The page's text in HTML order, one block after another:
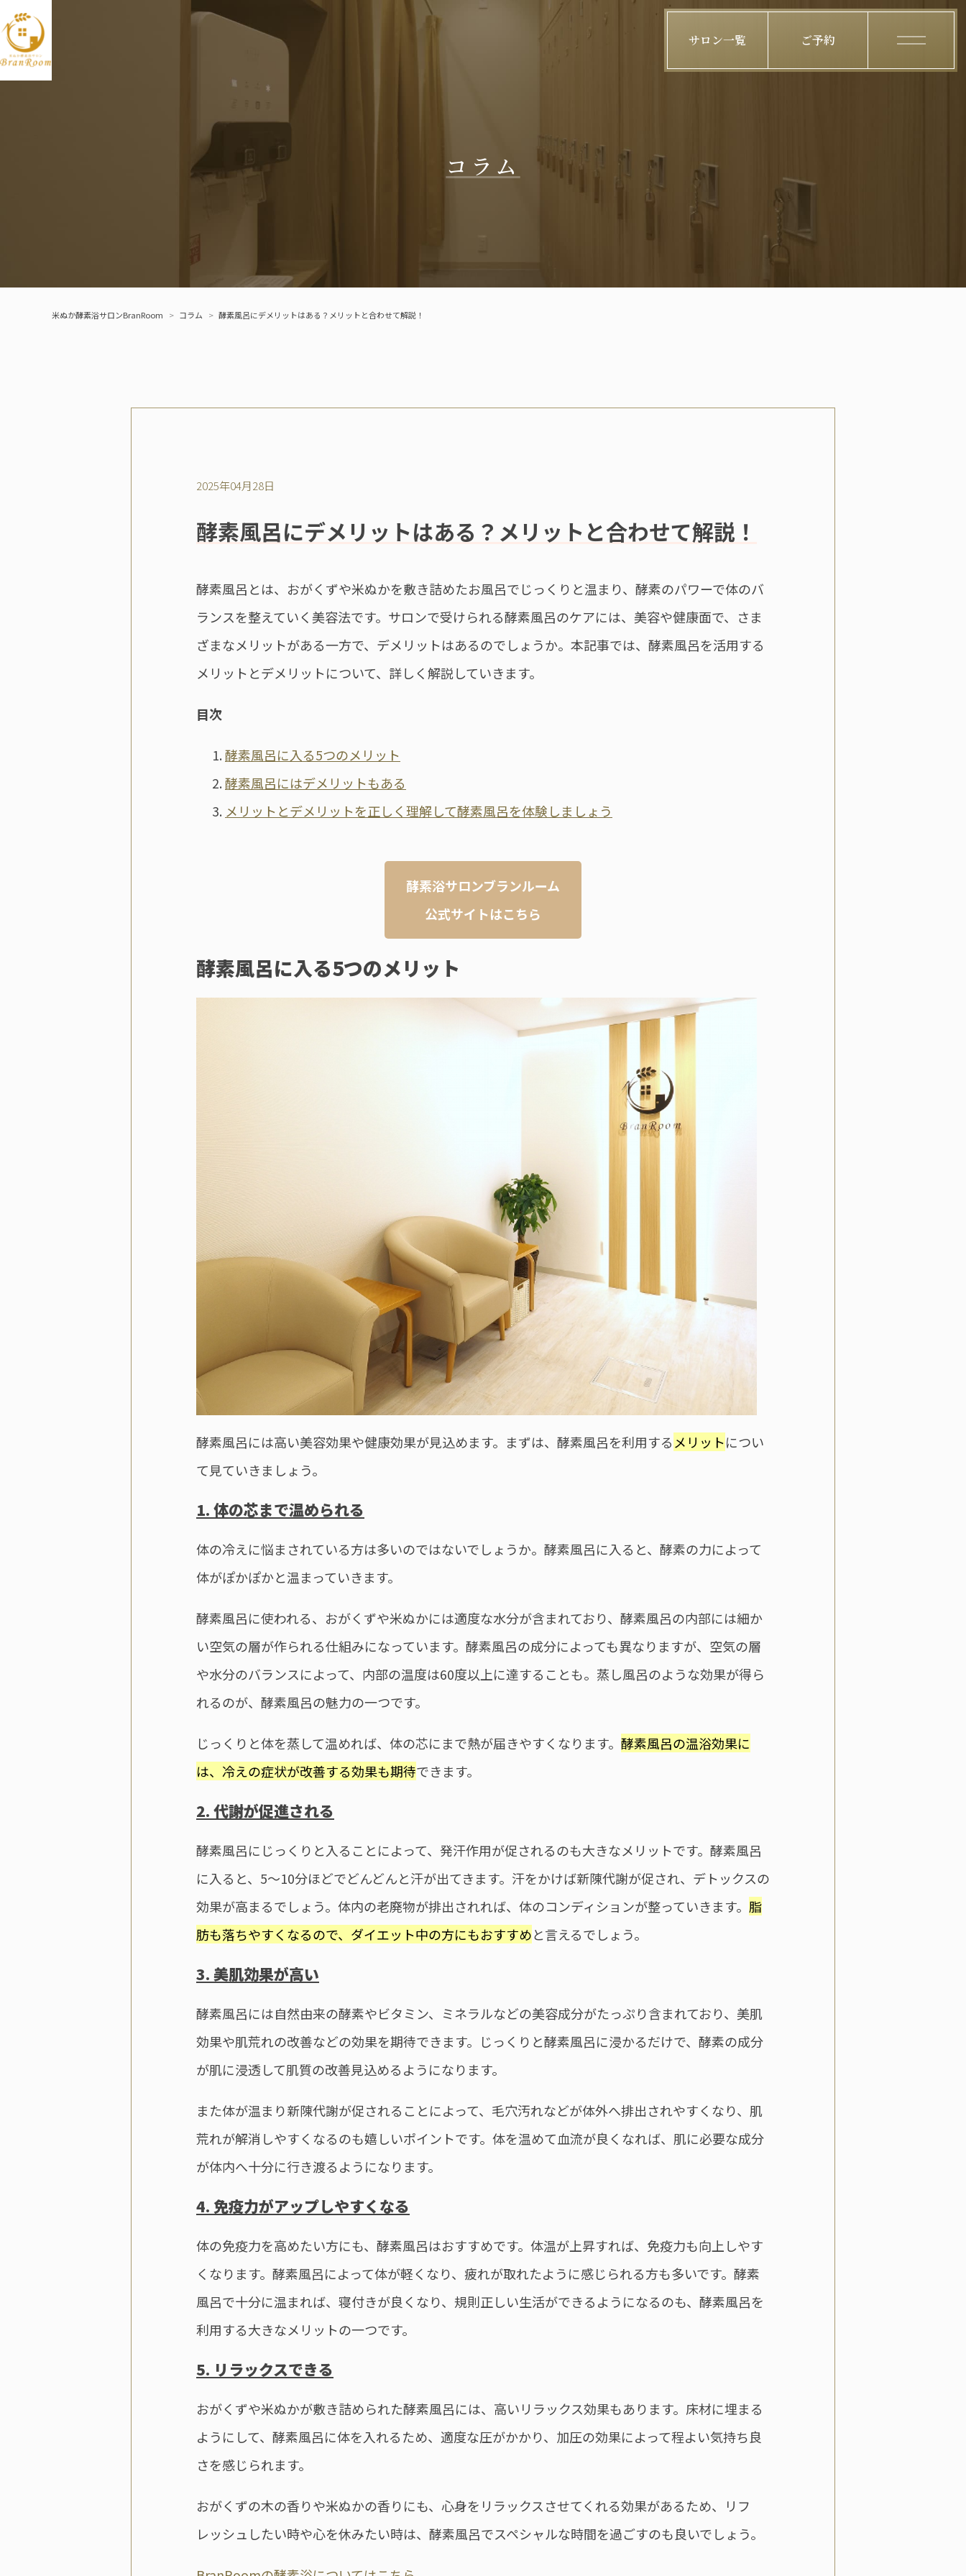
Skip to content
サロン一覧 ご予約 メニュー
コラム
米ぬか酵素浴サロンBranRoom > コラム > 酵素風呂にデメリットはある？メリットと合わせて解説！
2025年04月28日
酵素風呂にデメリットはある？メリットと合わせて解説！
酵素風呂とは、おがくずや米ぬかを敷き詰めたお風呂でじっくりと温まり、酵素のパワーで体のバ
ランスを整えていく美容法です。サロンで受けられる酵素風呂のケアには、美容や健康面で、さま
ざまなメリットがある一方で、デメリットはあるのでしょうか。本記事では、酵素風呂を活用する
メリットとデメリットについて、詳しく解説していきます。
目次
酵素風呂に入る5つのメリット
酵素風呂にはデメリットもある
メリットとデメリットを正しく理解して酵素風呂を体験しましょう
酵素浴サロンブランルーム
公式サイトはこちら
酵素風呂に入る5つのメリット
酵素風呂には高い美容効果や健康効果が見込めます。まずは、酵素風呂を利用する メリットについ
て見ていきましょう。
1. 体の芯まで温められる
体の冷えに悩まされている方は多いのではないでしょうか。酵素風呂に入ると、酵素の力によって
体がぽかぽかと温まっていきます。
酵素風呂に使われる、おがくずや米ぬかには適度な水分が含まれており、酵素風呂の内部には細か
い空気の層が作られる仕組みになっています。酵素風呂の成分によっても異なりますが、空気の層
や水分のバランスによって、内部の温度は60度以上に達することも。蒸し風呂のような効果が得ら
れるのが、酵素風呂の魅力の一つです。
じっくりと体を蒸して温めれば、体の芯にまで熱が届きやすくなります。 酵素風呂の温浴効果に
は、冷えの症状が改善する効果も期待できます。
2. 代謝が促進される
酵素風呂にじっくりと入ることによって、発汗作用が促されるのも大きなメリットです。酵素風呂
に入ると、5〜10分ほどでどんどんと汗が出てきます。汗をかけば新陳代謝が促され、デトックスの
効果が高まるでしょう。体内の老廃物が排出されれば、体のコンディションが整っていきます。 脂
肪も落ちやすくなるので、ダイエット中の方にもおすすめと言えるでしょう。
3. 美肌効果が高い
酵素風呂には自然由来の酵素やビタミン、ミネラルなどの美容成分がたっぷり含まれており、美肌
効果や肌荒れの改善などの効果を期待できます。じっくりと酵素風呂に浸かるだけで、酵素の成分
が肌に浸透して肌質の改善見込めるようになります。
また体が温まり新陳代謝が促されることによって、毛穴汚れなどが体外へ排出されやすくなり、肌
荒れが解消しやすくなるのも嬉しいポイントです。体を温めて血流が良くなれば、肌に必要な成分
が体内へ十分に行き渡るようになります。
4. 免疫力がアップしやすくなる
体の免疫力を高めたい方にも、酵素風呂はおすすめです。体温が上昇すれば、免疫力も向上しやす
くなります。酵素風呂によって体が軽くなり、疲れが取れたように感じられる方も多いです。酵素
風呂で十分に温まれば、寝付きが良くなり、規則正しい生活ができるようになるのも、酵素風呂を
利用する大きなメリットの一つです。
5. リラックスできる
おがくずや米ぬかが敷き詰められた酵素風呂には、高いリラックス効果もあります。床材に埋まる
ようにして、酵素風呂に体を入れるため、適度な圧がかかり、加圧の効果によって程よい気持ち良
さを感じられます。
おがくずの木の香りや米ぬかの香りにも、心身をリラックスさせてくれる効果があるため、リフ
レッシュしたい時や心を休みたい時は、酵素風呂でスペシャルな時間を過ごすのも良いでしょう。